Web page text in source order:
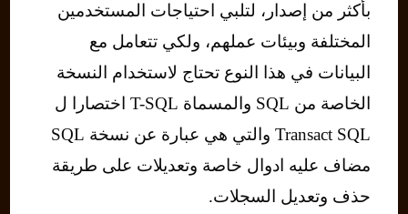
بأكثر من إصدار، لتلبي احتياجات المستخدمين
المختلفة وبيئات عملهم، ولكي تتعامل مع
البيانات في هذا النوع تحتاج لاستخدام النسخة
الخاصة من SQL والمسماة T-SQL اختصارا ل
Transact SQL والتي هي عبارة عن نسخة SQL
مضاف عليه ادوال خاصة وتعديلات على طريقة
حذف وتعديل السجلات.